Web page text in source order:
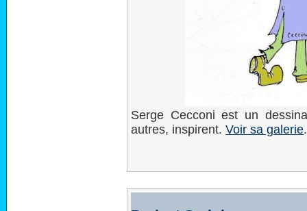
Serge Cecconi est un
autres, inspirent. Voir sa galerie.